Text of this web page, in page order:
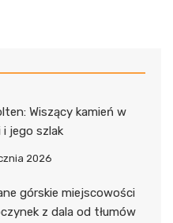
Wiszący kamień w
i jego szlak
2026
górskie miejscowości
z dala od tłumów